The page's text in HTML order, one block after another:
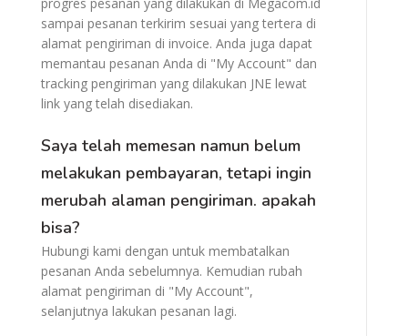
sampai pesanan terkirim sesuai yang tertera di
alamat pengiriman di invoice. Anda juga dapat
memantau pesanan Anda di "My Account" dan
tracking pengiriman yang dilakukan JNE lewat
link yang telah disediakan.
Saya telah memesan namun belum
melakukan pembayaran, tetapi ingin
merubah alaman pengiriman. apakah
bisa?
Hubungi kami dengan untuk membatalkan
pesanan Anda sebelumnya. Kemudian rubah
alamat pengiriman di "My Account",
selanjutnya lakukan pesanan lagi.